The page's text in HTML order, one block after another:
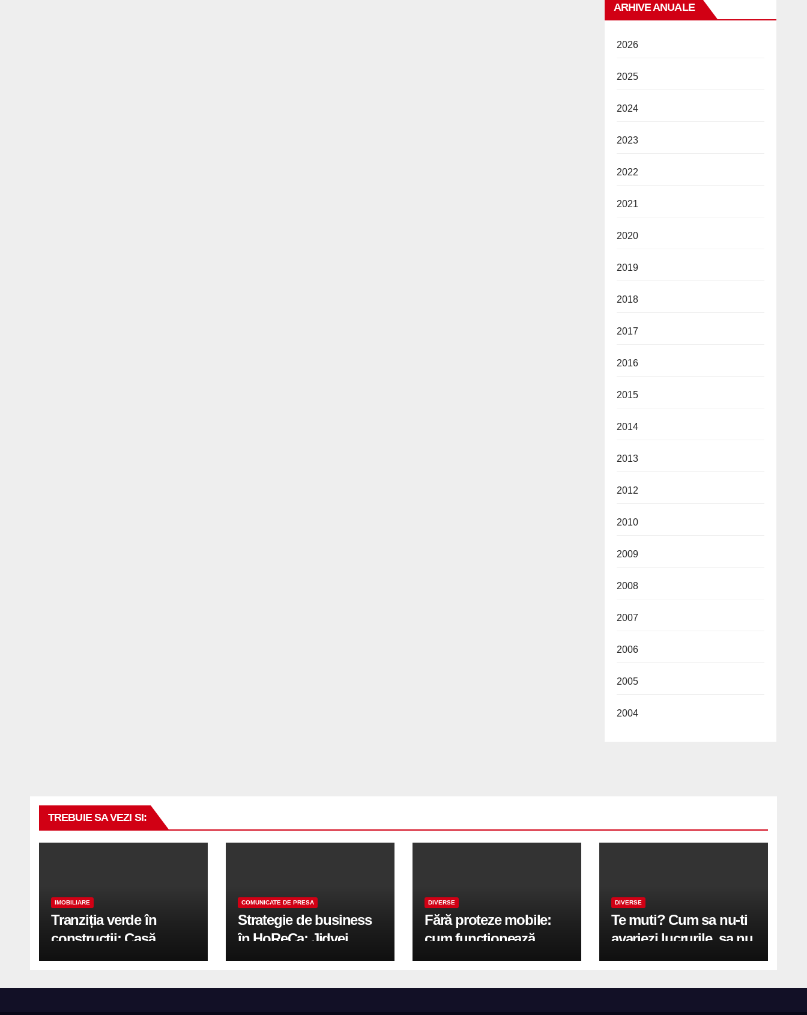
ARHIVE ANUALE
2026
2025
2024
2023
2022
2021
2020
2019
2018
2017
2016
2015
2014
2013
2012
2010
2009
2008
2007
2006
2005
2004
TREBUIE SA VEZI SI:
IMOBILIARE
Tranziția verde în
construcții: Casă
modernă cu structură
COMUNICATE DE PRESA
Strategie de business
în HoReCa: Jidvei
transformă terasele în
DIVERSE
Fără proteze mobile:
cum funcționează
reabilitarea completă
DIVERSE
Te muti? Cum sa nu-ti
avariezi lucrurile, sa nu
zgarii podeaua sau sa